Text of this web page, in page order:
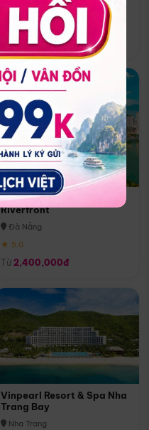
Quoc
Phú Quốc
★ 5.0
Melia Vinpearl Danang
Riverfront
Đà Nẵng
★ 5.0
Từ 2,400,000đ
Vinpearl Resort & Spa Nha
Trang Bay
Nha Trang